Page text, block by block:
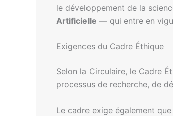
le développement de la
Artificielle — qui entre en
Exigences du Cadre Éthique
Selon la Circulaire, le Cadre
processus de recherche, de
Le cadre exige également que